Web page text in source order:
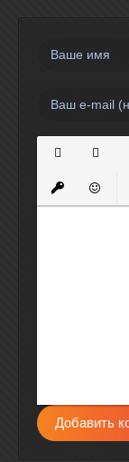
Вставить
Добавить